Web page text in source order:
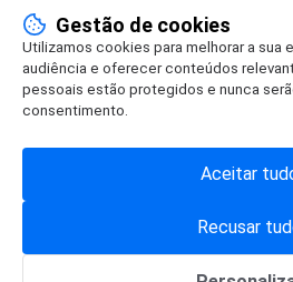
Gestão de cookies
Utilizamos cookies para melhorar a sua
audiência e oferecer conteúdos
pessoais estão protegidos e nunca
consentimento.
Recusar
Aceitar